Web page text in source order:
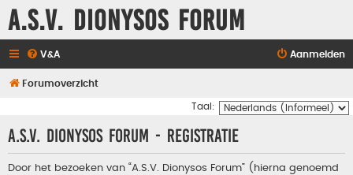
A.S.V. Dionysos Forum
V&A Aanmelden
Forumoverzicht
Taal:
A.S.V. Dionysos Forum - Registratie
Door het bezoeken van “A.S.V. Dionysos Forum” (hierna genoemd